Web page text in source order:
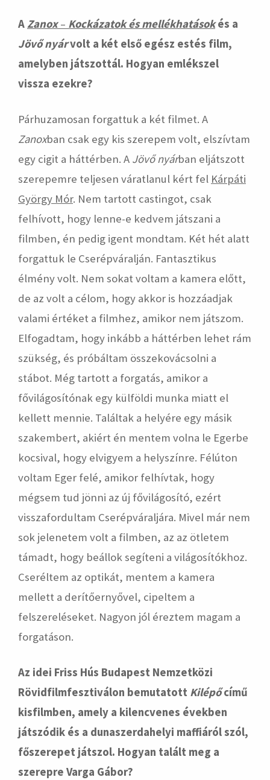
AZanox– Kockázatok és mellékhatásokés a
Jövő nyárvolt a két első egész estés film,
amelyben játszottál. Hogyan emlékszel
vissza ezekre?
Párhuzamosan forgattuk a két filmet. A
Zanoxban csak egy kis szerepem volt, elszívtam
egy cigit a háttérben. A Jövő nyárban eljátszott
szerepemre teljesen váratlanul kért fel Kárpáti
György Mór. Nem tartott castingot, csak
felhívott, hogy lenne-e kedvem játszani a
filmben, én pedig igent mondtam. Két hét alatt
forgattuk le Cserépváralján. Fantasztikus
élmény volt. Nem sokat voltam a kamera előtt,
de az volt a célom, hogy akkor is hozzáadjak
valami értéket a filmhez, amikor nem játszom.
Elfogadtam, hogy inkább a háttérben lehet rám
szükség, és próbáltam összekovácsolni a
stábot. Még tartott a forgatás, amikor a
fővilágosítónak egy külföldi munka miatt el
kellett mennie. Találtak a helyére egy másik
szakembert, akiért én mentem volna le Egerbe
kocsival, hogy elvigyem a helyszínre. Félúton
voltam Eger felé, amikor felhívtak, hogy
mégsem tud jönni az új fővilágosító, ezért
visszafordultam Cserépváraljára. Mivel már nem
sok jelenetem volt a filmben, az az ötletem
támadt, hogy beállok segíteni a világosítókhoz.
Cseréltem az optikát, mentem a kamera
mellett a derítőernyővel, cipeltem a
felszereléseket. Nagyon jól éreztem magam a
forgatáson.
Az idei Friss Hús Budapest Nemzetközi
Rövidfilmfesztiválon bemutatott Kilépőcímű
kisfilmben, amely a kilencvenes években
játszódik és a dunaszerdahelyi maffiáról szól,
főszerepet játszol. Hogyan talált meg a
szerepre Varga Gábor?